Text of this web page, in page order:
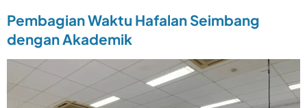
Pembagian Waktu Hafalan Seimbang
dengan Akademik